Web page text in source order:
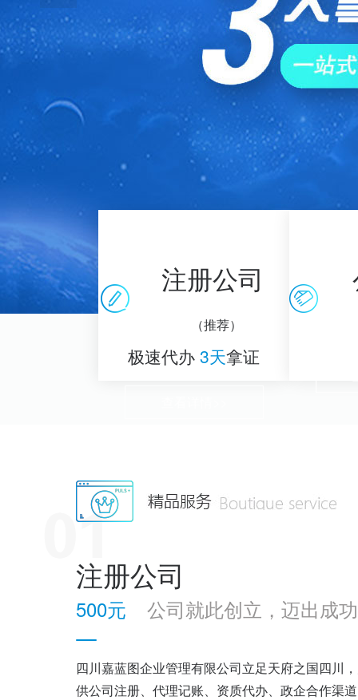
注册公司
（推荐）
极速代办 3天拿证
注册公司
500元 公司就此创立，迈出成
四川嘉蓝图企业管理有限公司立足天府之国四川
供公司注册、代理记账、资质代办、政企合作渠